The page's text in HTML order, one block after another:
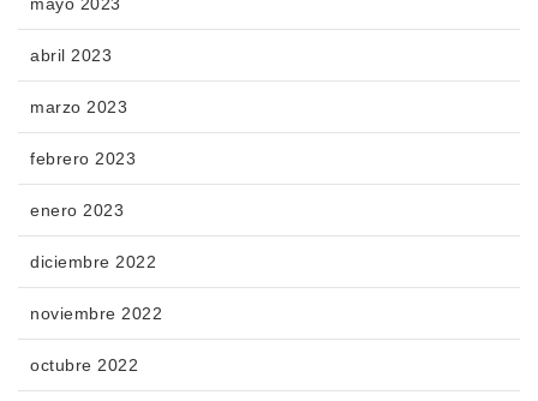
abril 2023
marzo 2023
febrero 2023
enero 2023
diciembre 2022
noviembre 2022
octubre 2022